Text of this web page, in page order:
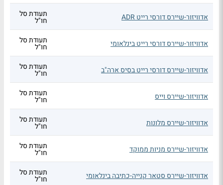
אדוויזור-שיירס דורסי רייט ADR תעודת סל
חו"ל
אדוויזור-שיירס דורסי רייט בינלאומי תעודת סל
חו"ל
אדוויזור-שיירס דורסי רייט בסיס ארה"ב תעודת סל
חו"ל
אדוויזור-שיירס וייס תעודת סל
חו"ל
אדוויזור-שיירס מלונות תעודת סל
חו"ל
אדוויזור-שיירס מניות ממוקד תעודת סל
חו"ל
אדוויזור-שיירס סטאר קנייה-כתיבה בינלאומי תעודת סל
חו"ל